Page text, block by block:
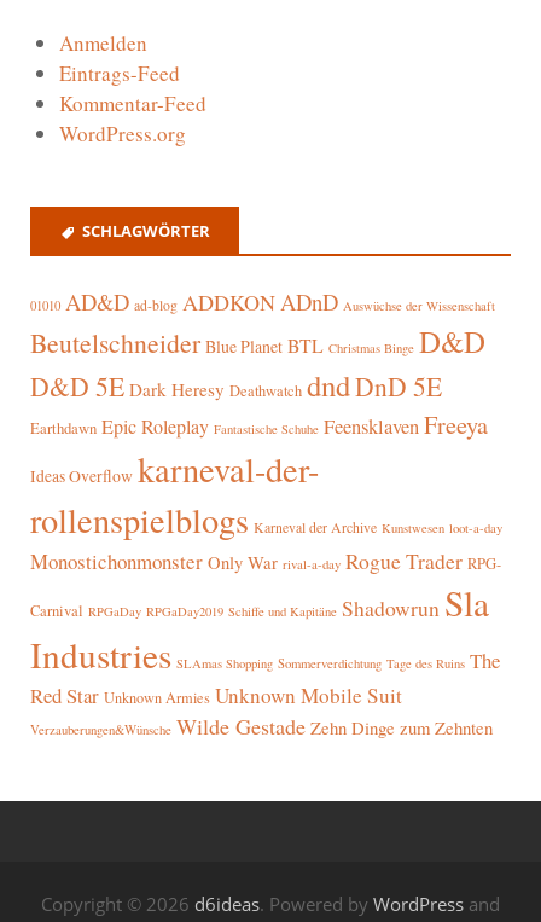
Anmelden
Eintrags-Feed
Kommentar-Feed
WordPress.org
SCHLAGWÖRTER
01010 AD&D ad-blog ADDKONADnD Auswüchse der Wissenschaft
Beutelschneider Blue Planet BTL Christmas Binge D&D
D&D 5E Dark Heresy Deathwatch dndDnD 5E
Earthdawn Epic Roleplay Fantastische Schuhe FeensklavenFreeya
Ideas Overflow karneval-der-
rollenspielblogs Karneval der Archive Kunstwesen loot-a-day
Monostichonmonster Only War rival-a-day Rogue Trader RPG-
Carnival RPGaDay RPGaDay2019 Schiffe und Kapitäne Shadowrun Sla
Industries SLAmas Shopping Sommerverdichtung Tage des Ruins The
Red Star Unknown Armies Unknown Mobile Suit
Verzauberungen&Wünsche Wilde Gestade Zehn Dinge zum Zehnten
Copyright © 2026 d6ideas. Powered by WordPress and